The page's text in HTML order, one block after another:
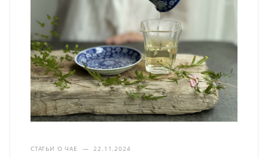
СТАТЬИ О ЧАЕ — 22.11.2024